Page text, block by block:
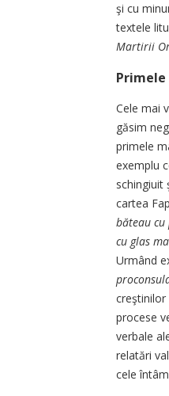
şi cu
textele
Martirii
Cele mai
găsim
primele
exemplu
schingiuit
cartea
băteau cu
cu glas
Urmând
procese
verbale
relatări
cele